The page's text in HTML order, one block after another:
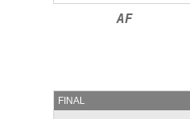
AF
FINAL